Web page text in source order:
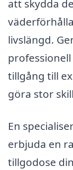
att skydda
livslängd.
tillgång till
göra stor
En
erbjuda en
tillgodose